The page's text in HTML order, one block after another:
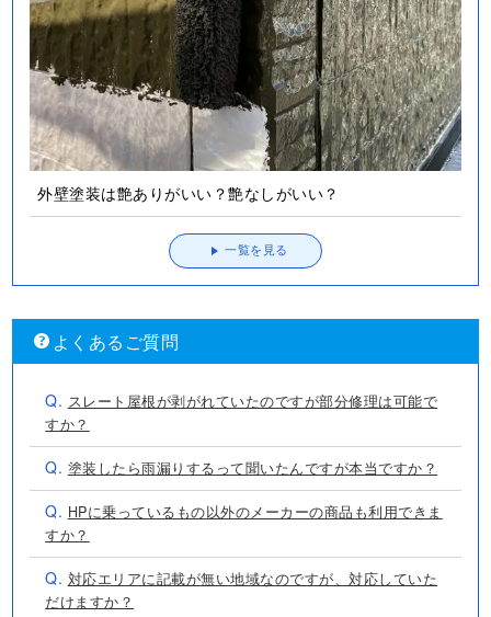
外壁塗装は艶ありがいい？艶なしがいい？
一覧を見る
よくあるご質問
Q. スレート屋根が剥がれていたのですが部分修理は可能で
すか？
Q. 塗装したら雨漏りするって聞いたんですが本当ですか？
Q. HPに乗っているもの以外のメーカーの商品も利用できま
すか？
Q. 対応エリアに記載が無い地域なのですが、対応していた
だけますか？